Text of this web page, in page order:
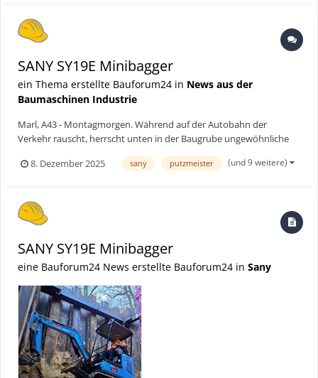
SANY SY19E Minibagger
ein Thema erstellte Bauforum24 in News aus der
Baumaschinen Industrie
Marl, A43 - Montagmorgen. Während auf der Autobahn der
Verkehr rauscht, herrscht unten in der Baugrube ungewöhnliche
Stattdessen ein leises Surren. H&W Tiefbau aus Marl arbeitet hier
8. Dezember 2025 sany putzmeister (und 9 weitere)
SANY SY19E Minibagger
eine Bauforum24 News erstellte Bauforum24 in Sany